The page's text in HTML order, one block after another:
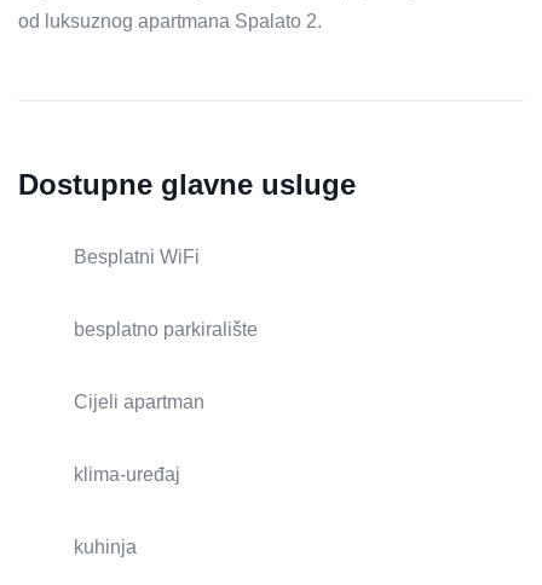
od luksuznog apartmana Spalato 2.
Dostupne glavne usluge
Besplatni WiFi
besplatno parkiralište
Cijeli apartman
klima-uređaj
kuhinja